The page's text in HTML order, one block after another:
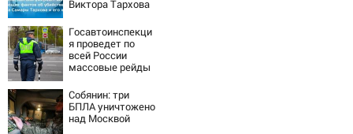
Виктора Тархова
шокирующих
фактов, новые
подробности
Госавтоинспекци
я проведет по
всей России
массовые рейды
Собянин: три
БПЛА уничтожено
над Москвой